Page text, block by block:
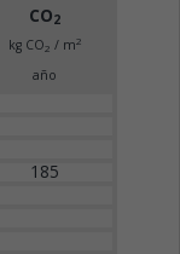
CO2
kg CO2 / m2
año
185